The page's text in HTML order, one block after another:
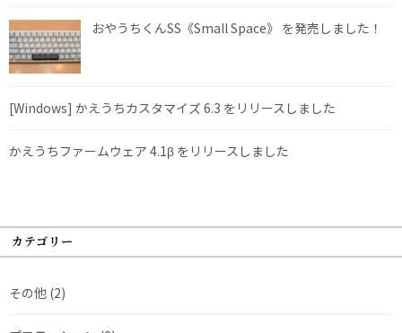
おやうちくんSS《Small Space》 を発売しました！
[Windows] かえうちカスタマイズ 6.3 をリリースしました
かえうちファームウェア 4.1β をリリースしました
カテゴリー
その他 (2)